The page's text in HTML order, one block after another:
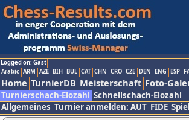
Logged on: Gast
Arabic ARM AZE BIH BUL CAT CHN CRO CZE DEN ENG ESP
Home TurnierDB Meisterschaft Foto-
Turnierschach-Elozahl Schnellschach-Elozahl
Allgemeines Turnier anmelden: AUT FIDE